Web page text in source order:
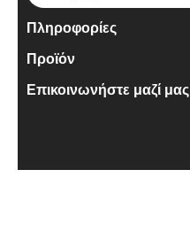
Πληροφορίες
Προϊόν
Επικοινωνήστε μαζί μας